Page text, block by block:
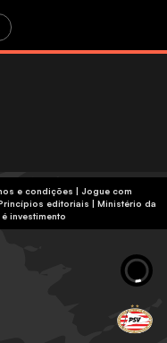
editoriais | Ministério da
investimento